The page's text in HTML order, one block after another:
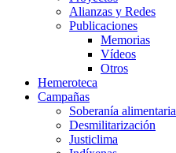
Alianzas y Redes
Publicaciones
Memorias
Vídeos
Otros
Hemeroteca
Campañas
Soberanía alimentaria
Desmilitarización
Justiclima